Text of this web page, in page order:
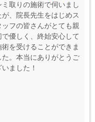
ミ取りの施術で伺いまし
が、院長先生をはじめス
ッフの皆さんがとても親
で優しく、終始安心して
術を受けることができま
た。本当にありがとうご
いました！